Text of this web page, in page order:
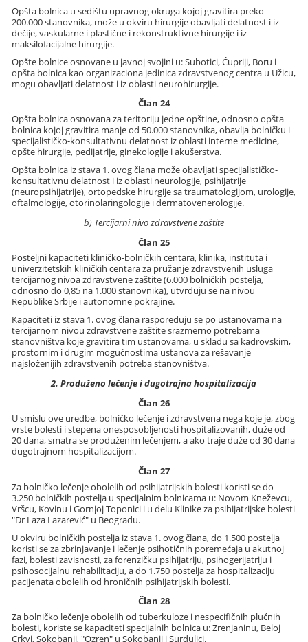
Opšta bolnica u sedištu upravnog okruga kojoj gravitira preko
200.000 stanovnika, može u okviru hirurgije obavljati delatnost i iz
dečije, vaskularne i plastične i rekonstruktivne hirurgije i iz
maksilofacijalne hirurgije.
Opšte bolnice osnovane u javnoj svojini u: Subotici, Ćupriji, Boru i
opšta bolnica kao organizaciona jedinica zdravstvenog centra u Užicu,
mogu obavljati delatnost i iz oblasti neurohirurgije.
Član 24
Opšta bolnica osnovana za teritoriju jedne opštine, odnosno opšta
bolnica kojoj gravitira manje od 50.000 stanovnika, obavlja bolničku i
specijalističko-konsultativnu delatnost iz oblasti interne medicine,
opšte hirurgije, pedijatrije, ginekologije i akušerstva.
Opšta bolnica iz stava 1. ovog člana može obavljati specijalističko-
konsultativnu delatnost i iz oblasti neurologije, psihijatrije
(neuropsihijatrije), ortopedske hirurgije sa traumatologijom, urologije,
oftalmologije, otorinolaringologije i dermatovenerologije.
b) Tercijarni nivo zdravstvene zaštite
Član 25
Posteljni kapaciteti kliničko-bolničkih centara, klinika, instituta i
univerzitetskih kliničkih centara za pružanje zdravstvenih usluga
tercijarnog nivoa zdravstvene zaštite (6.000 bolničkih postelja,
odnosno do 0,85 na 1.000 stanovnika), utvrđuju se na nivou
Republike Srbije i autonomne pokrajine.
Kapaciteti iz stava 1. ovog člana raspoređuju se po ustanovama na
tercijarnom nivou zdravstvene zaštite srazmerno potrebama
stanovništva koje gravitira tim ustanovama, u skladu sa kadrovskim,
prostornim i drugim mogućnostima ustanova za rešavanje
najsloženijih zdravstvenih potreba stanovništva.
2. Produženo lečenje i dugotrajna hospitalizacija
Član 26
U smislu ove uredbe, bolničko lečenje i zdravstvena nega koje je, zbog
vrste bolesti i stepena onesposobljenosti hospitalizovanih, duže od
20 dana, smatra se produženim lečenjem, a ako traje duže od 30 dana
dugotrajnom hospitalizacijom.
Član 27
Za bolničko lečenje obolelih od psihijatrijskih bolesti koristi se do
3.250 bolničkih postelja u specijalnim bolnicama u: Novom Kneževcu,
Vršcu, Kovinu i Gornjoj Toponici i u delu Klinike za psihijatrijske bolesti
"Dr Laza Lazarević" u Beogradu.
U okviru bolničkih postelja iz stava 1. ovog člana, do 1.500 postelja
koristi se za zbrinjavanje i lečenje psihotičnih poremećaja u akutnoj
fazi, bolesti zavisnosti, za forenzičku psihijatriju, psihogerijatriju i
psihosocijalnu rehabilitaciju, a do 1.750 postelja za hospitalizaciju
pacijenata obolelih od hroničnih psihijatrijskih bolesti.
Član 28
Za bolničko lečenje obolelih od tuberkuloze i nespecifičnih plućnih
bolesti, koriste se kapaciteti specijalnih bolnica u: Zrenjaninu, Beloj
Crkvi, Sokobanji, "Ozren" u Sokobanji i Surdulici.